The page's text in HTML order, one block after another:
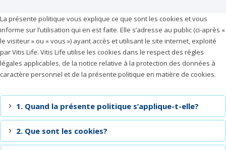
La présente politique vous explique ce que sont les cookies et vous
informe sur l’utilisation qui en est faite. Elle s’adresse au public (ci-après «
le visiteur » ou « vous ») ayant accès et utilisant le site internet, exploité
par Vitis Life. Vitis Life utilise les cookies dans le respect des règles
légales applicables, de la notice relative à la protection des données à
caractère personnel et de la présente politique en matière de cookies.
1. Quand la présente politique s’applique-t-elle?
2. Que sont les cookies?